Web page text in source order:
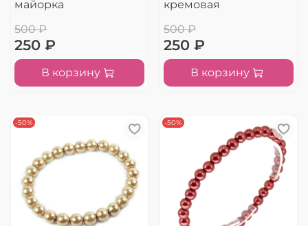
майорка
500 ₽
250 ₽
В корзину
кремовая
500 ₽
250 ₽
В корзину
-50% -50%